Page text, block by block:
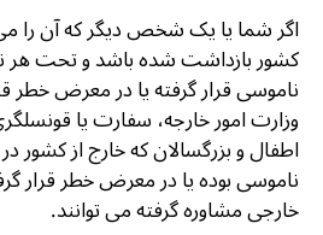
اگر شما یا یک شخص دیگر که آن را
کشور بازداشت شده باشد و تحت
ناموسی قرار گرفته یا در معرض خطر
وزارت امور خارجه، سفارت یا
اطفال و بزرگسالان که خارج از
ناموسی بوده یا در معرض خطر قرار
خارجی مشاوره گرفته می توانند.